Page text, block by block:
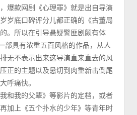
爆款网剧《心理罪》就是出自导演
岁底口碑评分儿都正确的《古董局
。所以在引导悬疑警匪剧颇有体
部具有浓重五百风格的作品，从人
无不表示出来这导演直来直去的风
正的主题以及恳切到肉重新击倒尾
呼痛快。
和我的父辈》等影片的定档，或者
加上《五个扑水的少年》等青年时